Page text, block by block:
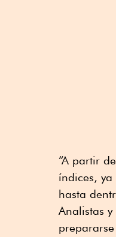
“A partir
índices,
hasta
Analistas